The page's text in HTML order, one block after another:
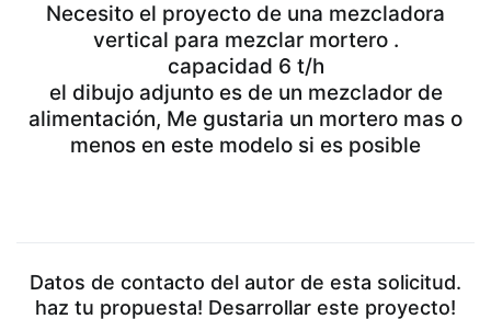
Necesito el proyecto de una mezcladora
vertical para mezclar mortero .
capacidad 6 t/h
el dibujo adjunto es de un mezclador de
alimentación, Me gustaria un mortero mas o
menos en este modelo si es posible
Datos de contacto del autor de esta solicitud.
haz tu propuesta! Desarrollar este proyecto!